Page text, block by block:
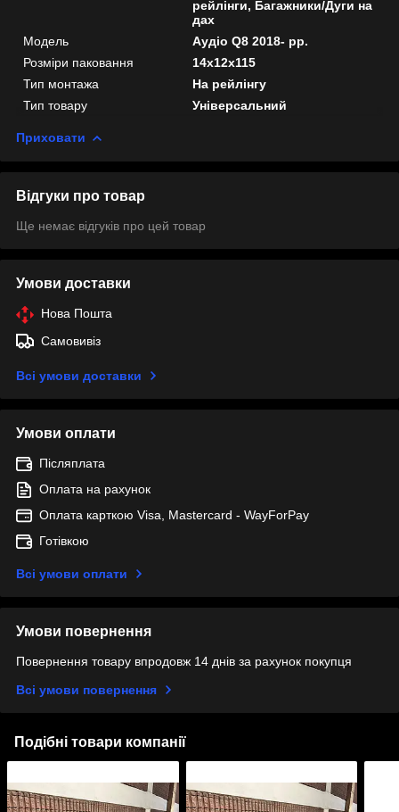
рейлінги, Багажники/Дуги на
дах
Мoдель
Аудіо Q8 2018- рр.
Розміри паковання
14x12x115
Тип монтажа
На рейлінгу
Тип товару
Універсальний
Приховати
Відгуки про товар
Ще немає відгуків про цей товар
Умови доставки
Нова Пошта
Самовивіз
Всі умови доставки
Умови оплати
Післяплата
Оплата на рахунок
Оплата карткою Visa, Mastercard - WayForPay
Готівкою
Всі умови оплати
Умови повернення
Повернення товару впродовж 14 днів за рахунок покупця
Всі умови повернення
Подібні товари компанії